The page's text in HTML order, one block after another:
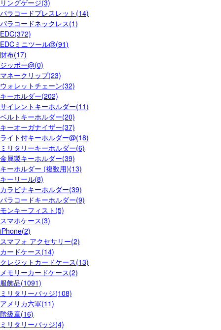
リングゲージ(3)
パラコードブレスレット(14)
パラコードネックレス(1)
EDC(372)
EDCミニツール@(91)
財布(17)
ジッポー@(0)
マネークリップ(23)
ウォレットチェーン(32)
キーホルダー(202)
サイレントキーホルダー(11)
ベルトキーホルダー(20)
キーオーガナイザー(37)
ライト付キーホルダー@(18)
ミリタリーキーホルダー(6)
金属製キーホルダー(39)
キーホルダー (複数用)(13)
キーリール(8)
カラビナキーホルダー(39)
パラコードキーホルダー(9)
モンキーフィスト(5)
スマホケース(3)
iPhone(2)
スマフォ アクセサリー(2)
カードケース(14)
クレジットカードケース(13)
メモリーカードケース(2)
服飾品(1091)
ミリタリーバッジ(108)
アメリカ六軍(11)
階級章(16)
ミリタリーバッジ(4)